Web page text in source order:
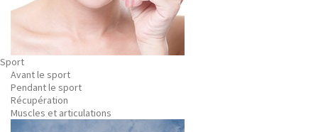
Sport
Avant le sport
Pendant le sport
Récupération
Muscles et articulations